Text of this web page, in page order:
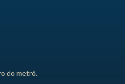
do metrô.